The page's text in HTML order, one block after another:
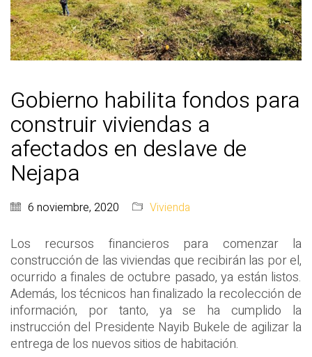
Gobierno habilita fondos para
construir viviendas a
afectados en deslave de
Nejapa
6 noviembre, 2020 Vivienda
Los recursos financieros para comenzar la
construcción de las viviendas que recibirán las por el,
ocurrido a finales de octubre pasado, ya están listos.
Además, los técnicos han finalizado la recolección de
información, por tanto, ya se ha cumplido la
instrucción del Presidente Nayib Bukele de agilizar la
entrega de los nuevos sitios de habitación.